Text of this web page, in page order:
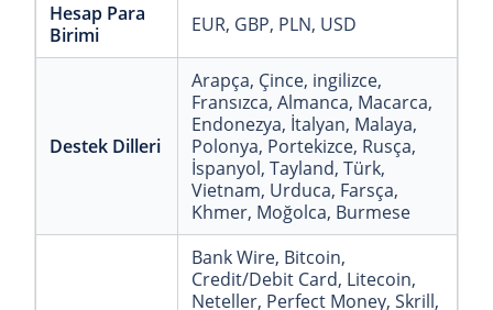
Hesap Para
Birimi
EUR, GBP, PLN, USD
Destek Dilleri
Arapça, Çince, ingilizce,
Fransızca, Almanca, Macarca,
Endonezya, İtalyan, Malaya,
Polonya, Portekizce, Rusça,
İspanyol, Tayland, Türk,
Vietnam, Urduca, Farsça,
Khmer, Moğolca, Burmese
Bank Wire, Bitcoin,
Credit/Debit Card, Litecoin,
Neteller, Perfect Money, Skrill,